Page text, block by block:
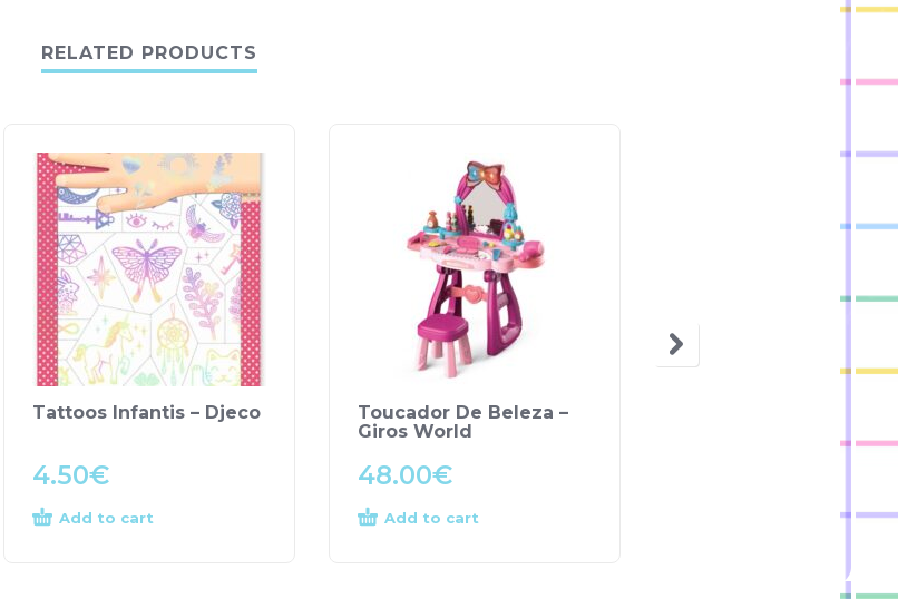
RELATED PRODUCTS
Tattoos Infantis – Djeco
4.50€
Add to cart
Toucador De Beleza –
Giros World
48.00€
Add to cart